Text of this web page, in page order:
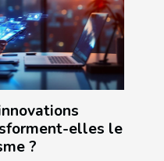
elles le
?